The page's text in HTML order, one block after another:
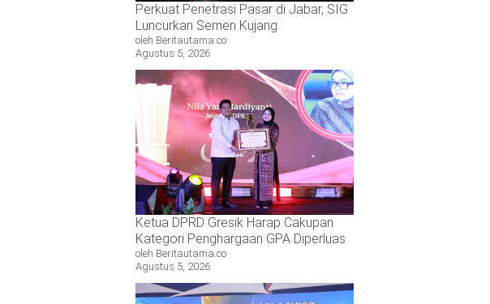
Perkuat Penetrasi Pasar di Jabar, SIG
Luncurkan Semen Kujang
oleh Beritautama.co
Agustus 5, 2026
Ketua DPRD Gresik Harap Cakupan
Kategori Penghargaan GPA Diperluas
oleh Beritautama.co
Agustus 5, 2026